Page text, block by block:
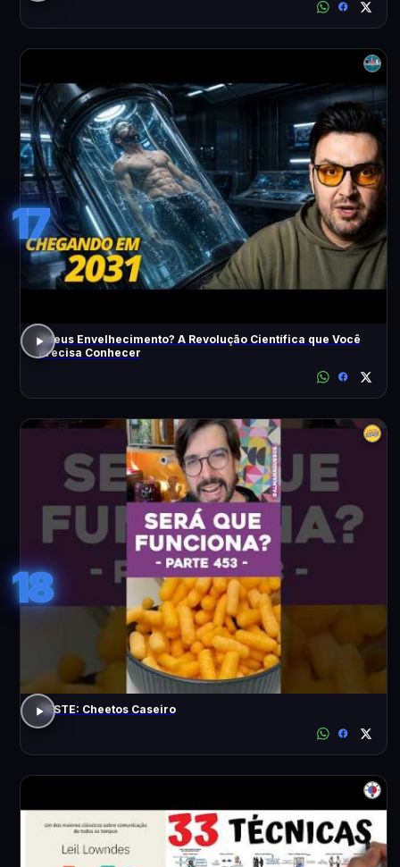
17
Adeus Envelhecimento? A Revolução Científica que Você
Precisa Conhecer
18
TESTE: Cheetos Caseiro